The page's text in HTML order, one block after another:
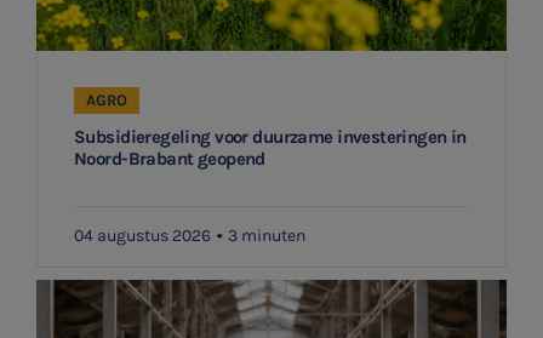
Agro
Vacatures
Subsidieregeling voor duurzame investeringen in
Noord-Brabant geopend
AGRO
04 augustus 2026 3 minuten